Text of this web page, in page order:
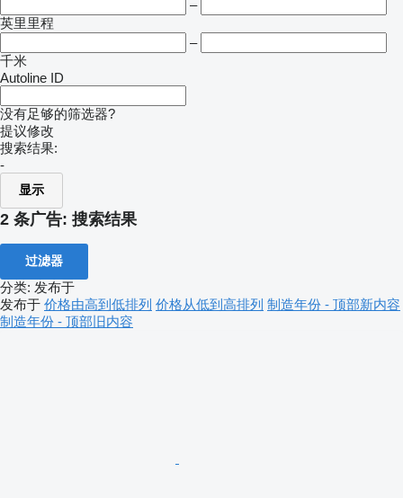
–
英里里程
–
千米
Autoline ID
没有足够的筛选器?
提议修改
搜索结果:
-
显示
2 条广告: 搜索结果
过滤器
分类: 发布于
发布于 价格由高到低排列 价格从低到高排列 制造年份 - 顶部新内容
制造年份 - 顶部旧内容